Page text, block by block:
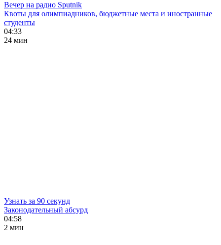
Вечер на радио Sputnik
Квоты для олимпиадников, бюджетные места и иностранные
студенты
04:33
24 мин
Узнать за 90 секунд
Законодательный абсурд
04:58
2 мин